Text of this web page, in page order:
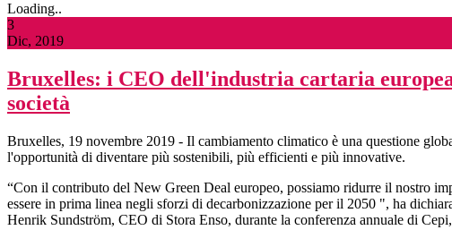
Loading..
3
Dic, 2019
Bruxelles: i CEO dell'industria cartaria
società
Bruxelles, 19 novembre 2019 - Il cambiamento climatico è una questione
l'opportunità di diventare più sostenibili, più efficienti e più innovative.
“Con il contributo del New Green Deal europeo, possiamo ridurre il nostro
essere in prima linea negli sforzi di decarbonizzazione per il 2050 ", ha
Henrik Sundström, CEO di Stora Enso, durante la conferenza annuale di